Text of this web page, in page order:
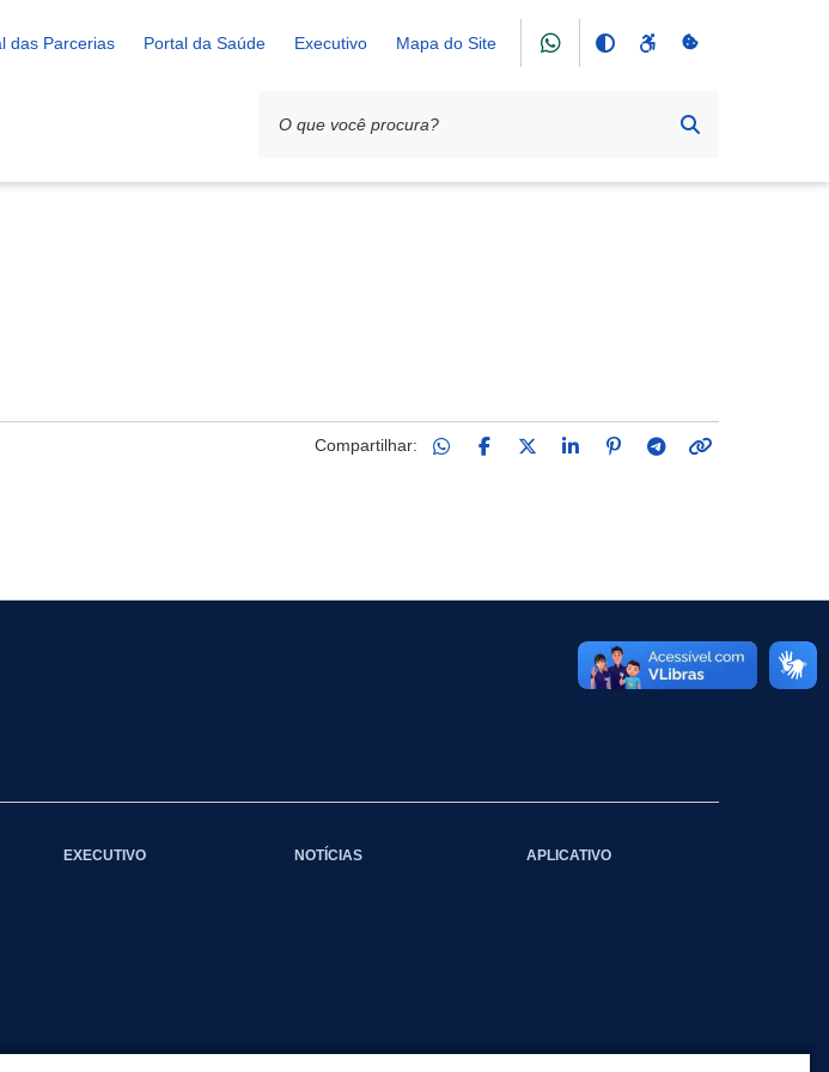
das Parcerias Portal da Saúde Executivo Mapa do Site
Compartilhar:
EXECUTIVO NOTÍCIAS APLICATIVO